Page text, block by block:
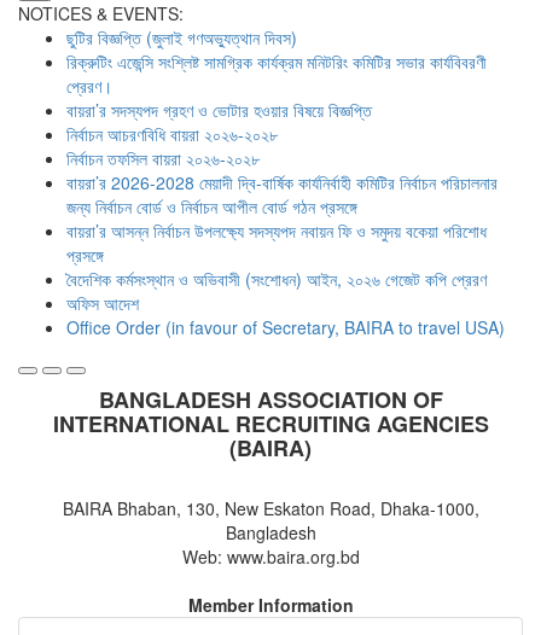
NOTICES & EVENTS:
ছুটির বিজ্ঞপ্তি (জুলাই গণঅভ্যুত্থান দিবস)
রিক্রুটিং এজেন্সি সংশ্লিষ্ট সামগ্রিক কার্যক্রম মনিটরিং কমিটির সভার কার্যবিবরণী
প্রেরণ।
বায়রা’র সদস্যপদ গ্রহণ ও ভোটার হওয়ার বিষয়ে বিজ্ঞপ্তি
নির্বাচন আচরণবিধি বায়রা ২০২৬-২০২৮
নির্বাচন তফসিল বায়রা ২০২৬-২০২৮
বায়রা’র 2026-2028 মেয়াদী দ্বি-বার্ষিক কার্যনির্বাহী কমিটির নির্বাচন পরিচালনার
জন্য নির্বাচন বোর্ড ও নির্বাচন আপীল বোর্ড গঠন প্রসঙ্গে
বায়রা’র আসন্ন নির্বাচন উপলক্ষ্যে সদস্যপদ নবায়ন ফি ও সমুদয় বকেয়া পরিশোধ
প্রসঙ্গে
বৈদেশিক কর্মসংস্থান ও অভিবাসী (সংশোধন) আইন, ২০২৬ গেজেট কপি প্রেরণ
অফিস আদেশ
Office Order (in favour of Secretary, BAIRA to travel USA)
BANGLADESH ASSOCIATION OF
INTERNATIONAL RECRUITING AGENCIES
(BAIRA)
BAIRA Bhaban, 130, New Eskaton Road, Dhaka-1000,
Bangladesh
Web: www.baira.org.bd
Member Information